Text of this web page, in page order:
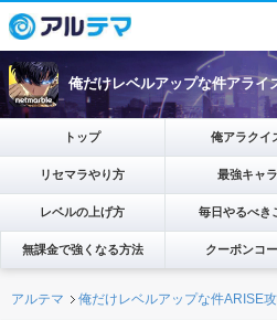
俺だけレベルアップな件アライ
トップ 俺アラクイ
リセマラやり方 最強キャラ
レベルの上げ方 毎日やるべき
無課金で強くなる方法 クーポンコ
アルテマ 俺だけレベルアップな件ARISE